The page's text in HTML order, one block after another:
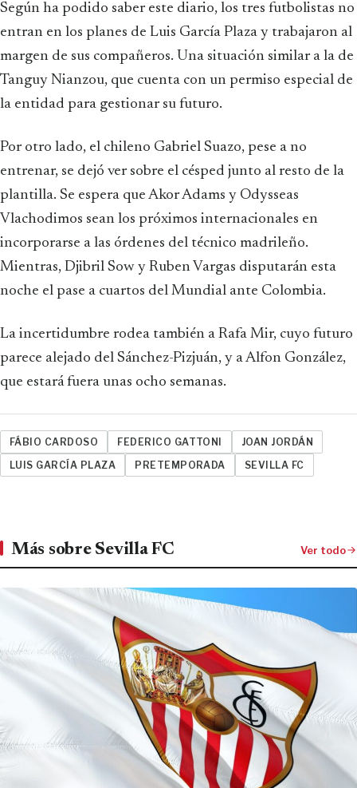
Según ha podido saber este diario, los tres futbolistas no
entran en los planes de Luis García Plaza y trabajaron al
margen de sus compañeros. Una situación similar a la de
Tanguy Nianzou, que cuenta con un permiso especial de
la entidad para gestionar su futuro.
Por otro lado, el chileno Gabriel Suazo, pese a no
entrenar, se dejó ver sobre el césped junto al resto de la
plantilla. Se espera que Akor Adams y Odysseas
Vlachodimos sean los próximos internacionales en
incorporarse a las órdenes del técnico madrileño.
Mientras, Djibril Sow y Ruben Vargas disputarán esta
noche el pase a cuartos del Mundial ante Colombia.
La incertidumbre rodea también a Rafa Mir, cuyo futuro
parece alejado del Sánchez-Pizjuán, y a Alfon González,
que estará fuera unas ocho semanas.
FÁBIO CARDOSO FEDERICO GATTONI
JOAN JORDÁN
LUIS GARCÍA PLAZA
PRETEMPORADA SEVILLA FC
Más sobre Sevilla FC Ver todo